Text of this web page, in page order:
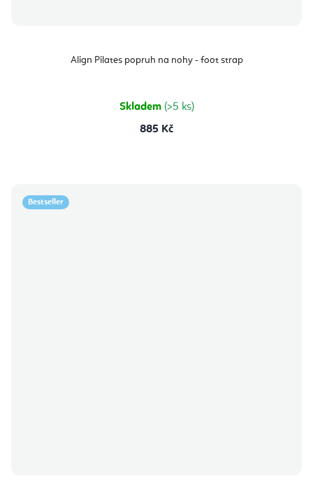
Align Pilates popruh na nohy - foot strap
Skladem (>5 ks)
885 Kč
Bestseller